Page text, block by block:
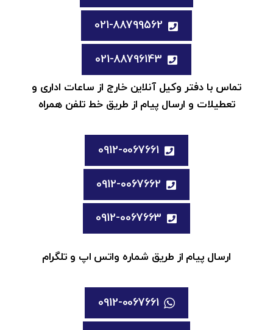
021-88799562
021-88796143
تماس با دفتر وکیل آنلاین خارج از ساعات اداری و
تعطیلات و ارسال پیام از طریق خط تلفن همراه
0912-0067661
0912-0067662
0912-0067663
ارسال پیام از طریق شماره واتس اپ و تلگرام
0912-0067661